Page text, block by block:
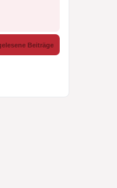
Beiträge